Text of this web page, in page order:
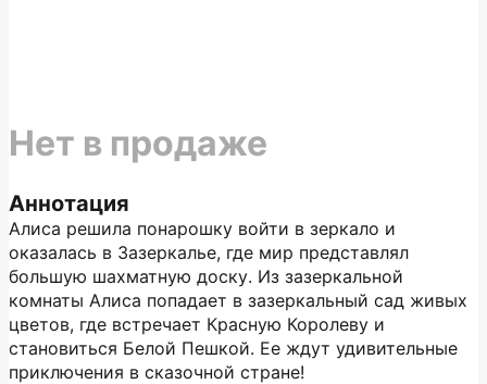
Аннотация
Алиса решила понарошку войти в зеркало и
оказалась в Зазеркалье, где мир представлял
большую шахматную доску. Из зазеркальной
комнаты Алиса попадает в зазеркальный сад живых
цветов, где встречает Красную Королеву и
становиться Белой Пешкой. Ее ждут удивительные
приключения в сказочной стране!
Нет в продаже